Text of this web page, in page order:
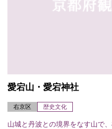
愛宕山・愛宕神社
右京区 歴史文化
山城と丹波との境界をなす山で